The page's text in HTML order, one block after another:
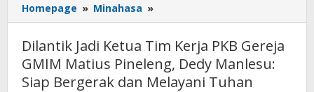
Homepage » Minahasa »
Jadi
Tim
Kerja
PKB
Dilantik Jadi Ketua Tim Kerja PKB Gereja
GMIM Matius Pineleng, Dedy Manlesu:
Siap Bergerak dan Melayani Tuhan